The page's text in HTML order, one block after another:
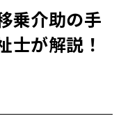
乗介助の手
士が解説！